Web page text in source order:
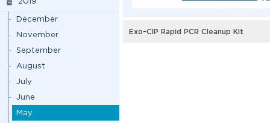
December
November
September
August
July
June
May
Exo-CIP Rapid PCR Cleanup Kit